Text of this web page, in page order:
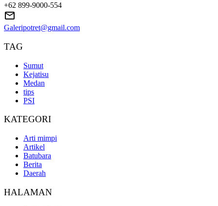
+62 899-9000-554
Galeripotret@gmail.com
TAG
Sumut
Kejatisu
Medan
tips
PSI
KATEGORI
Arti mimpi
Artikel
Batubara
Berita
Daerah
HALAMAN